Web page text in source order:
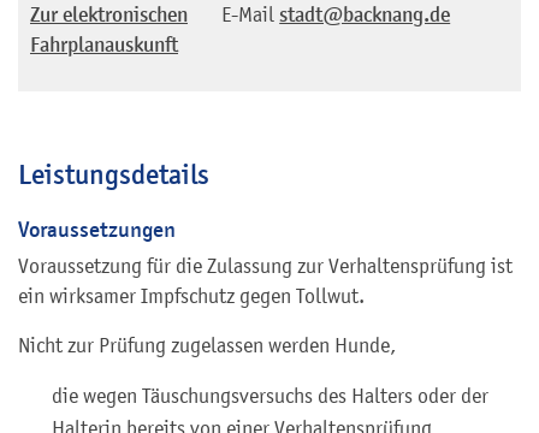
Zur elektronischen
Fahrplanauskunft
E-Mail stadt@backnang.de
Leistungsdetails
Voraussetzungen
Voraussetzung für die Zulassung zur Verhaltensprüfung ist
ein wirksamer Impfschutz gegen Tollwut.
Nicht zur Prüfung zugelassen werden Hunde,
die wegen Täuschungsversuchs des Halters oder der
Halterin bereits von einer Verhaltensprüfung